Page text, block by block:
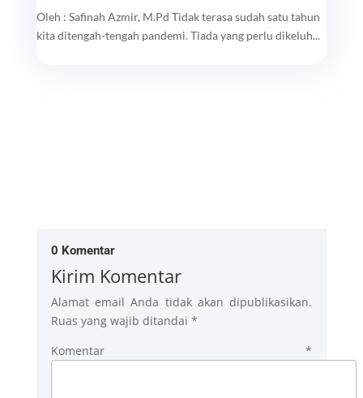
Oleh : Safinah Azmir, M.Pd Tidak terasa sudah satu tahun
kita ditengah-tengah pandemi. Tiada yang perlu dikeluh...
0 Komentar
Kirim Komentar
Alamat email Anda tidak akan dipublikasikan.
Ruas yang wajib ditandai *
Komentar*